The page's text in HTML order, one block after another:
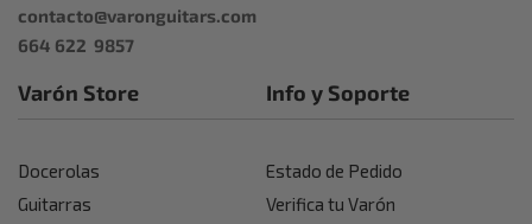
contacto@varonguitars.com
664 622 9857
Varón Store
Docerolas
Guitarras
Info y Soporte
Estado de Pedido
Verifica tu Varón